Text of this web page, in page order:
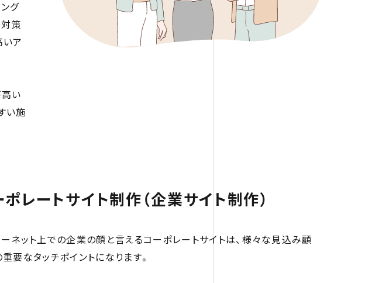
グ
策
ア
い
い施
レートサイト制作（企業サイト制作）
ネット上での企業の顔と言えるコーポレートサイトは、様々な見込み顧
要なタッチポイントになります。